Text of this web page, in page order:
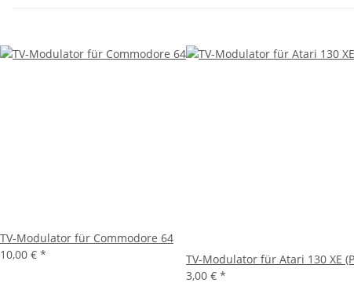
TV-Modulator für Commodore 64
10,00 € *
TV-Modulator für Atari 130 XE
3,00 € *